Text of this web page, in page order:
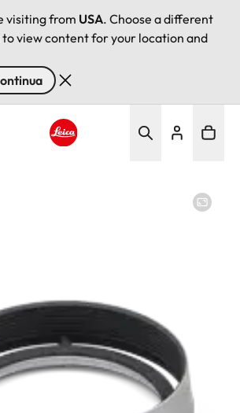
visiting from USA. Choose a different
view content for your location and